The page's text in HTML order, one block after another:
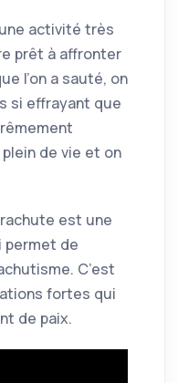
activité très
prêt à affronter
l’on a sauté, on
si effrayant que
de vie et on
est une
permet de
C’est
fortes qui
de paix.